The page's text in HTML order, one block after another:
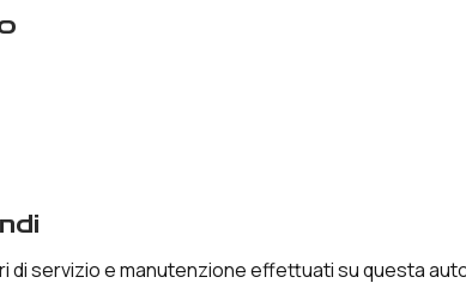
di servizio e manutenzione effettuati su questa